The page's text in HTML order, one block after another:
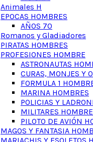
Animales H
EPOCAS HOMBRES
AÑOS 70
Romanos y Gladiadores
PIRATAS HOMBRES
PROFESIONES HOMBRE
ASTRONAUTAS
CURAS, MONJES Y
FORMULA 1
MARINA HOMBRES
POLICIAS Y
MILITARES
PILOTO DE AVIÓN
MAGOS Y FANTASIA